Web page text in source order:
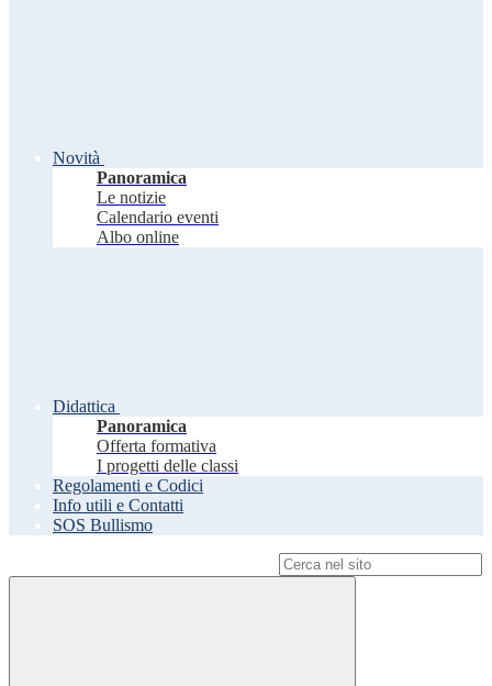
Novità
Panoramica
Le notizie
Calendario eventi
Albo online
Didattica
Panoramica
Offerta formativa
I progetti delle classi
Regolamenti e Codici
Info utili e Contatti
SOS Bullismo